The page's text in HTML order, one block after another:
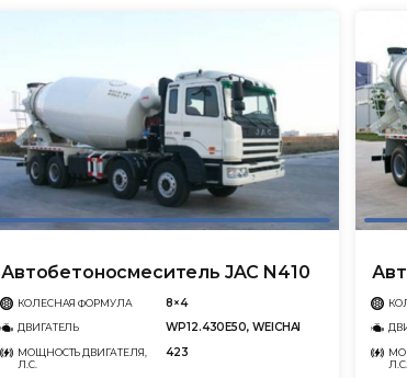
Автобетоносмеситель JAC N410
КОЛЕСНАЯ ФОРМУЛА 8×4
ДВИГАТЕЛЬ WP12.430E50, WEICHAI
МОЩНОСТЬ ДВИГАТЕЛЯ,
Л.С.
423
Л.С.